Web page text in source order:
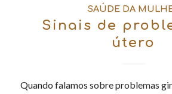
SAÚDE DA
Sinais de
útero
Quando falamos sobre problemas